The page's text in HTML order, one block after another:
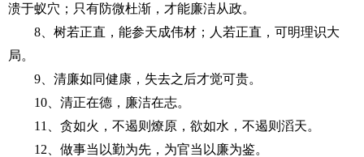
溃于蚁穴 ； 只有防微杜渐，才能廉洁从政。
8、 树若正直，能参天成伟材 ； 人若正直，可明理识大
局。
9
清廉如同健康，失去之后才觉可贵。
10
清正在德，廉洁在志。
11
贪如火，不遏则燎原，欲如水，不遏则滔天。
12 、做事当以勤为先，为官当以廉为鉴。